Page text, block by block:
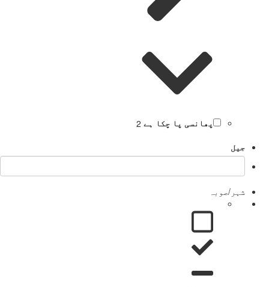
پھانسی پا چکا ہے
2
جیل
شہر/صوبہ